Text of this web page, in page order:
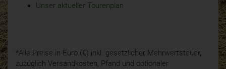
Unser aktueller Tourenplan
*Alle Preise in Euro (€) inkl. gesetzlicher Mehrwertsteuer,
zuzüglich Versandkosten, Pfand und optionaler